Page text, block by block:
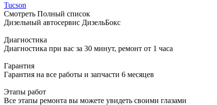
Tucson
Смотреть Полный список
Дизельный автосервис ДизельБокс
Диагностика
Диагностика при вас за 30 минут, ремонт от 1 часа
Гарантия
Гарантия на все работы и запчасти 6 месяцев
Этапы работ
Все этапы ремонта вы можете увидеть своими глазами